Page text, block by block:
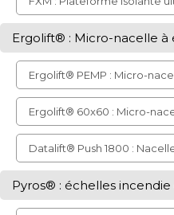
Ergolift® : Micro-nacelle
Ergolift® PEMP : Micro-
Ergolift® 60x60 : Micro-
Datalift® Push 1800 :
Pyros® : échelles